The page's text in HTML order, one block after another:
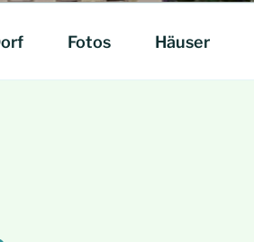
Fotos Häuser